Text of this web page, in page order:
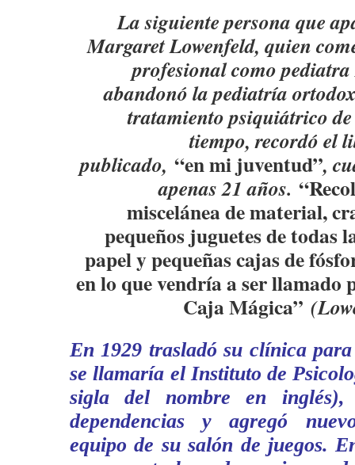
La siguiente persona que
Margaret Lowenfeld, quien
profesional como
abandonó la pediatría
tratamiento psiquiátrico
tiempo, recordó el
publicado, “en mi juventud”,
apenas 21 años.
miscelánea de material,
pequeños juguetes de todas
papel y pequeñas cajas de
en lo que vendría a ser llamado
Caja Mágica”
En 1929 trasladó su clínica
se llamaría el Instituto de
sigla del nombre en inglés),
dependencias y agregó
equipo de su salón de juegos.